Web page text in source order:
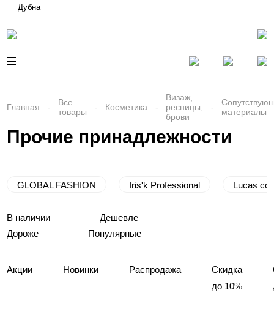
Дубна
Главная
Все
товары
Косметика
Визаж,
ресницы,
брови
материалы
Прочие принадлежности
GLOBAL FASHION Iris'k Professional Lucas
В наличии
Дешевле
Дороже
Популярные
Акции Новинки Распродажа
Скидка
до 10%